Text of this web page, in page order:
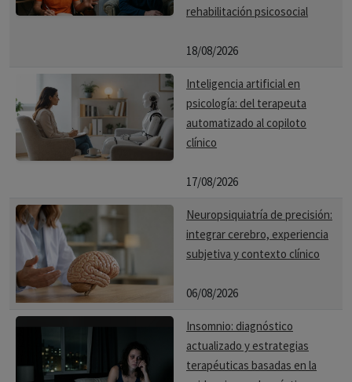
rehabilitación psicosocial
18/08/2026
Inteligencia artificial en
psicología: del terapeuta
automatizado al copiloto
clínico
17/08/2026
Neuropsiquiatría de precisión:
integrar cerebro, experiencia
subjetiva y contexto clínico
06/08/2026
Insomnio: diagnóstico
actualizado y estrategias
terapéuticas basadas en la